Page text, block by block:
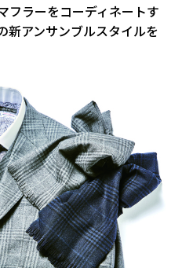
フラーをコーディネートす
新アンサンブルスタイルを